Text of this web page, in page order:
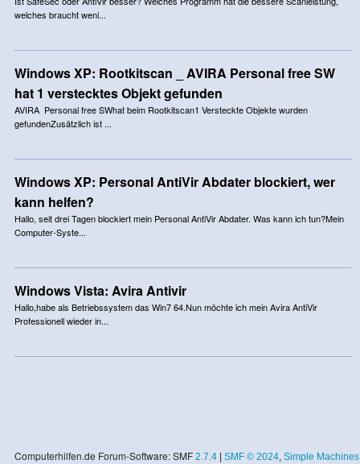
welches braucht weni...
Windows XP: Rootkitscan _ AVIRA Personal free SW
hat 1 verstecktes Objekt gefunden
AVIRA Personal free SWhat beim Rootkitscan1 Versteckte Objekte wurden
gefundenZusätzlich ist ...
Windows XP: Personal AntiVir Abdater blockiert, wer
kann helfen?
Hallo, seit drei Tagen blockiert mein Personal AntiVir Abdater. Was kann ich tun?Mein
Computer-Syste...
Windows Vista: Avira Antivir
Hallo,habe als Betriebssystem das Win7 64.Nun möchte ich mein Avira AntiVir
Professionell wieder in...
Computerhilfen.de Forum-Software: SMF 2.7.4| SMF © 2024, Simple Machines